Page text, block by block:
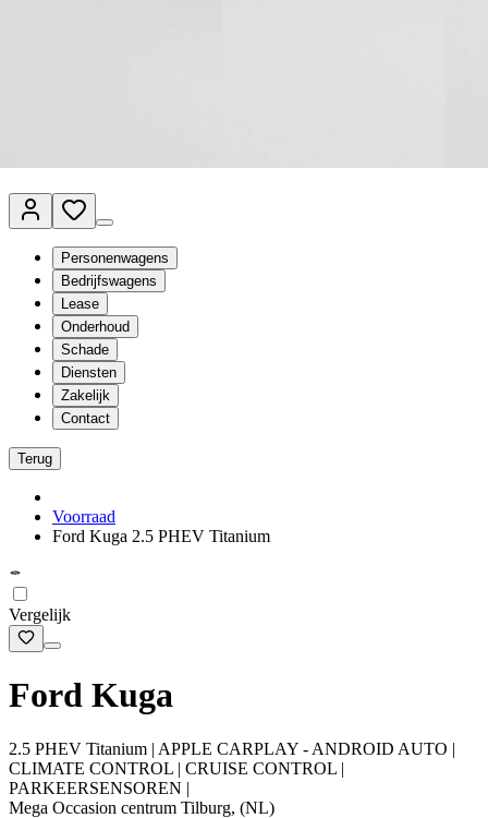
Personenwagens
Bedrijfswagens
Lease
Onderhoud
Schade
Diensten
Zakelijk
Contact
Terug
Voorraad
Ford Kuga 2.5 PHEV Titanium
Vergelijk
Ford Kuga
2.5 PHEV Titanium | APPLE CARPLAY - ANDROID AUTO |
CLIMATE CONTROL | CRUISE CONTROL |
PARKEERSENSOREN |
Mega Occasion centrum Tilburg, (NL)